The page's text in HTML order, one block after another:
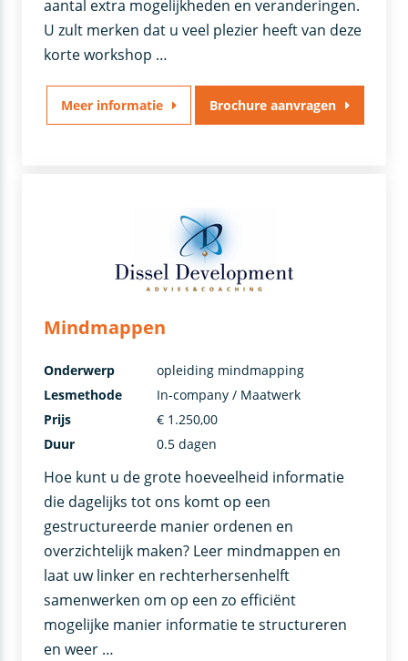
aantal extra mogelijkheden en veranderingen.
U zult merken dat u veel plezier heeft van deze
korte workshop …
Meer informatie Brochure aanvragen
Mindmappen
Hoe kunt u de grote hoeveelheid informatie
die dagelijks tot ons komt op een
gestructureerde manier ordenen en
overzichtelijk maken? Leer mindmappen en
laat uw linker en rechterhersenhelft
samenwerken om op een zo efficiënt
mogelijke manier informatie te structureren
en weer …
Onderwerp
opleiding mindmapping
Lesmethode
In-company / Maatwerk
Prijs
€ 1.250,00
Duur
0.5 dagen